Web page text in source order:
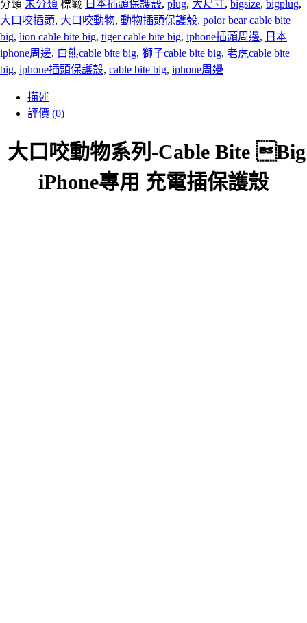
分類 未分類 標籤 日本插頭保護殼, plug, 大尺寸, bigsize, bigplug,
大口咬插頭, 大口咬動物, 動物插頭保護殼, polor bear cable bite
big, lion cable bite big, tiger cable bite big, iphone插頭周邊, 日本
iphone周邊, 白熊cable bite big, 獅子cable bite big, 老虎cable bite
big, iphone插頭保護殼, cable bite big, iphone周邊
描述
評價 (0)
大口咬動物系列 -Cable Bite Big
iPhone專用 充電插保護殼